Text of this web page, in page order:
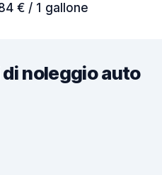
€ / 1 gallone
noleggio auto